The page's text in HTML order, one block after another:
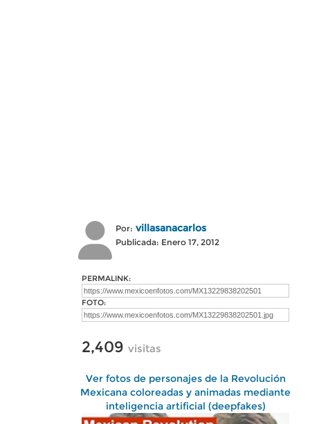
Por: villasanacarlos
Publicada: Enero 17, 2012
PERMALINK:
FOTO:
2,409 visitas
Ver fotos de personajes de la Revolución
Mexicana coloreadas y animadas mediante
inteligencia artificial (deepfakes)